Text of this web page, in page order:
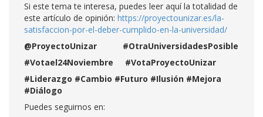
Si este tema te interesa, puedes leer aquí la totalidad de
este artículo de opinión: https://proyectounizar.es/la-
satisfaccion-por-el-deber-cumplido-en-la-universidad/
@ProyectoUnizar #OtraUniversidadesPosible
#Votael24Noviembre #VotaProyectoUnizar
#Liderazgo #Cambio #Futuro #Ilusión #Mejora
#Diálogo
Puedes seguirnos en: